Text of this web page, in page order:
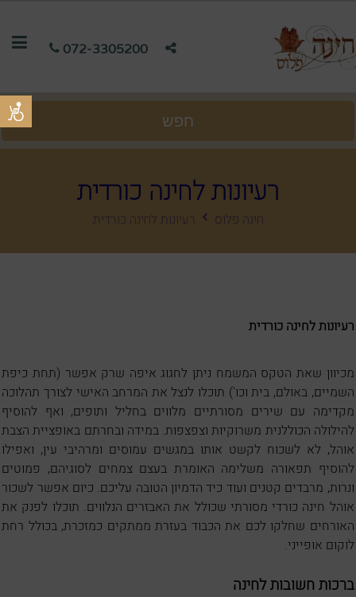
072-3305200
חפש
רעיונות לחינה כורדית
חינה פלוס רעיונות לחינה כורדית
רעיונות לחינה כורדית
מכיוון שאת הטקס המשמח ניתן לחגוג איפה שרק אפשר (תחת כיפת
השמיים, באולם, בית וכו') תוכלו לנצל את המרחב האישי לצורך תהלוכה
מקדימה עם שירים מסורתיים מלווים בחליל ותופים, ואף להוסיף
להילולה הכוללנית משרוקיות וצפצפות. במידה ובחרתם באופציית הצבת
אוהל, לא לשכוח לקשט אותו במגשים עמוסים ומרהיבי עין, ואפילו
להוסיף תפאורה משלימה האומרת בעצם צמחים לסוגיהם, פמוטים
ונרות, מרבדים קטנים ועוד כיד הדמיון הטובה עליכם. כיום אפשר לשכור
אוהל חינה כורדי מסורתי שכולל את האבזרים הנלווים. תוכלו לפנק את
האורחים שחלקו לכם את הכבוד בעזרת ממתקים כמזכרת, בכולל רחת
לוקום אופייני.
ברכות חשובות לחינה